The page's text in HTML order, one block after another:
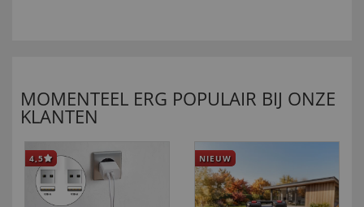
MOMENTEEL ERG POPULAIR BIJ ONZE
KLANTEN
4,5 NIEUW